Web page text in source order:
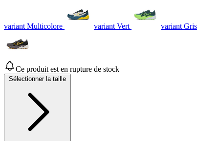
variant Multicolore variant Vert variant Gris
Ce produit est en rupture de stock
Sélectionner la taille